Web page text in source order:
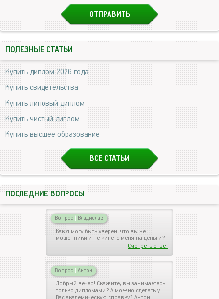
ПОЛЕЗНЫЕ СТАТЬИ
Купить диплом 2026 года
Купить свидетельства
Купить липовый диплом
Купить чистый диплом
Купить высшее образование
ВСЕ СТАТЬИ
ПОСЛЕДНИЕ ВОПРОСЫ
Вопрос | Владислав
Как я могу быть уверен, что вы не
мошенники и не кинете меня на деньги?
Смотреть ответ
Вопрос | Антон
Добрый вечер! Скажите, вы занимаетесь
только дипломами? А можно сделать у
Вас академическую справку? Антон